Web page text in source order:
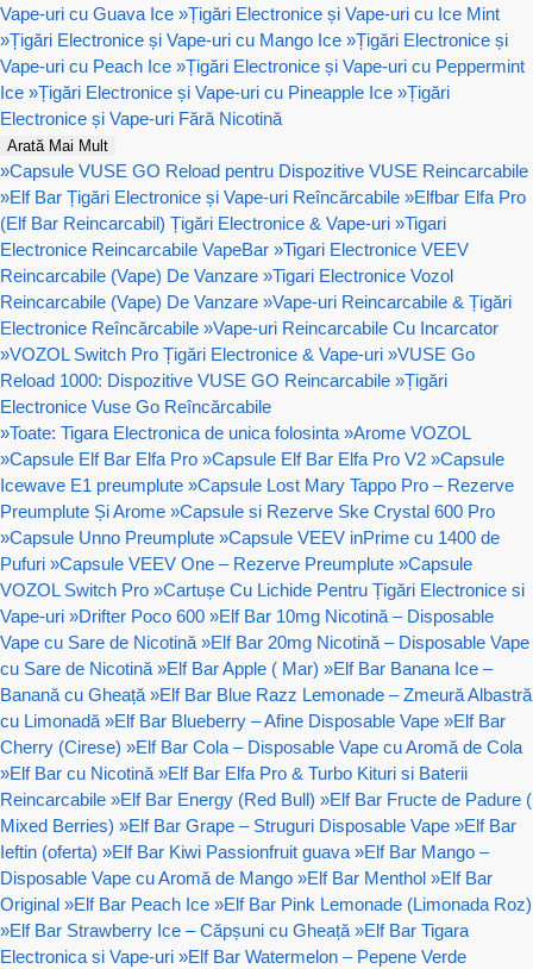
Vape-uri cu Guava Ice »Țigări Electronice și Vape-uri cu Ice Mint
»Țigări Electronice și Vape-uri cu Mango Ice »Țigări Electronice și
Vape-uri cu Peach Ice »Țigări Electronice și Vape-uri cu Peppermint
Ice »Țigări Electronice și Vape-uri cu Pineapple Ice »Țigări
Electronice și Vape-uri Fără Nicotină
Arată Mai Mult
»Capsule VUSE GO Reload pentru Dispozitive VUSE Reincarcabile
»Elf Bar Țigări Electronice și Vape-uri Reîncărcabile »Elfbar Elfa Pro
(Elf Bar Reincarcabil) Țigări Electronice & Vape-uri »Tigari
Electronice Reincarcabile VapeBar »Tigari Electronice VEEV
Reincarcabile (Vape) De Vanzare »Tigari Electronice Vozol
Reincarcabile (Vape) De Vanzare »Vape-uri Reincarcabile & Țigări
Electronice Reîncărcabile »Vape-uri Reincarcabile Cu Incarcator
»VOZOL Switch Pro Țigări Electronice & Vape-uri »VUSE Go
Reload 1000: Dispozitive VUSE GO Reincarcabile »Țigări
Electronice Vuse Go Reîncărcabile
»Toate: Tigara Electronica de unica folosinta »Arome VOZOL
»Capsule Elf Bar Elfa Pro »Capsule Elf Bar Elfa Pro V2 »Capsule
Icewave E1 preumplute »Capsule Lost Mary Tappo Pro – Rezerve
Preumplute Și Arome »Capsule si Rezerve Ske Crystal 600 Pro
»Capsule Unno Preumplute »Capsule VEEV inPrime cu 1400 de
Pufuri »Capsule VEEV One – Rezerve Preumplute »Capsule
VOZOL Switch Pro »Cartușe Cu Lichide Pentru Țigări Electronice si
Vape-uri »Drifter Poco 600 »Elf Bar 10mg Nicotină – Disposable
Vape cu Sare de Nicotină »Elf Bar 20mg Nicotină – Disposable Vape
cu Sare de Nicotină »Elf Bar Apple ( Mar) »Elf Bar Banana Ice –
Banană cu Gheață »Elf Bar Blue Razz Lemonade – Zmeură Albastră
cu Limonadă »Elf Bar Blueberry – Afine Disposable Vape »Elf Bar
Cherry (Cirese) »Elf Bar Cola – Disposable Vape cu Aromă de Cola
»Elf Bar cu Nicotină »Elf Bar Elfa Pro & Turbo Kituri si Baterii
Reincarcabile »Elf Bar Energy (Red Bull) »Elf Bar Fructe de Padure (
Mixed Berries) »Elf Bar Grape – Struguri Disposable Vape »Elf Bar
Ieftin (oferta) »Elf Bar Kiwi Passionfruit guava »Elf Bar Mango –
Disposable Vape cu Aromă de Mango »Elf Bar Menthol »Elf Bar
Original »Elf Bar Peach Ice »Elf Bar Pink Lemonade (Limonada Roz)
»Elf Bar Strawberry Ice – Căpșuni cu Gheață »Elf Bar Tigara
Electronica si Vape-uri »Elf Bar Watermelon – Pepene Verde